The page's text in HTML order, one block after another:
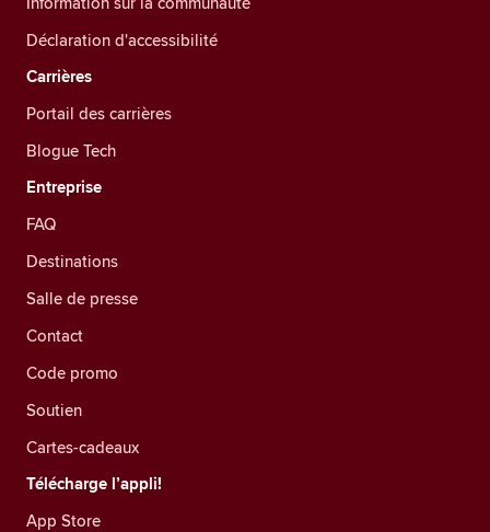
Déclaration d'accessibilité
Carrières
Portail des carrières
Blogue Tech
Entreprise
FAQ
Destinations
Salle de presse
Contact
Code promo
Soutien
Cartes-cadeaux
Télécharge l’appli!
App Store